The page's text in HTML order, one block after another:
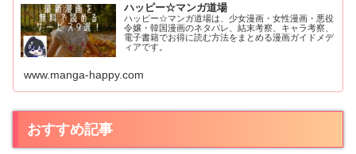
ハッピー☆マンガ道場
ハッピー☆マンガ道場は、少女漫画・女性漫画・悪役
令嬢・韓国漫画のネタバレ、結末考察、キャラ考察、
電子書籍でお得に読む方法をまとめる漫画ガイドメデ
ィアです。
www.manga-happy.com
おすすめ記事